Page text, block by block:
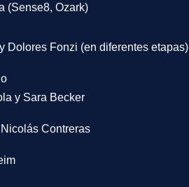
(Sense8, Ozark)
Dolores Fonzi (en diferentes etapas)
y Sara Becker
Contreras